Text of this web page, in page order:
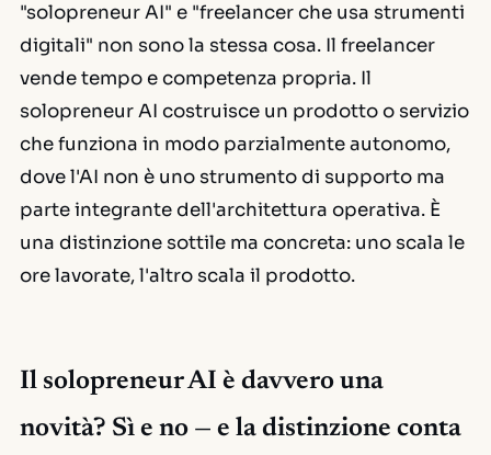
"solopreneur AI" e "freelancer che usa strumenti
digitali" non sono la stessa cosa. Il freelancer
vende tempo e competenza propria. Il
solopreneur AI costruisce un prodotto o servizio
che funziona in modo parzialmente autonomo,
dove l'AI non è uno strumento di supporto ma
parte integrante dell'architettura operativa. È
una distinzione sottile ma concreta: uno scala le
ore lavorate, l'altro scala il prodotto.
Il solopreneur AI è davvero una
novità? Sì e no — e la distinzione conta